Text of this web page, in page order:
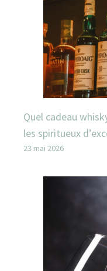
Quel cadeau
les spiritueux
23 mai 2026